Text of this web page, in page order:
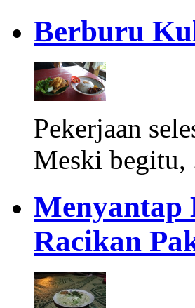
Berburu
Pekerjaan
Meski begitu,
Menyantap
Racikan